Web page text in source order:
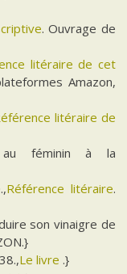
. Ouvrage de
litéraire de cet
Amazon,
litéraire de
au féminin à la
Référence litéraire.
son vinaigre de
Le livre .}